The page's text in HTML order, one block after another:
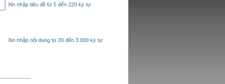
Xin nhập tiêu đề từ 5 đến 220 ký tự
Xin nhập nội dung từ 20 đến 3.000 ký tự